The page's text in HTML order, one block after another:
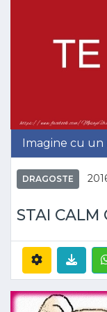
Imagine cu un
DRAGOSTE
STAI CALM